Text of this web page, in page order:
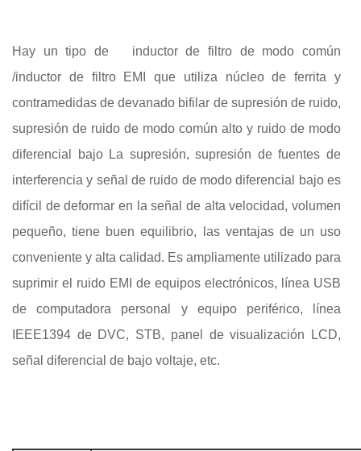
Hay un tipo de
inductor de filtro de modo común
/inductor de filtro EMI que utiliza núcleo de ferrita y
contramedidas de devanado bifilar de supresión de ruido,
supresión de ruido de modo común alto y ruido de modo
diferencial bajo La supresión, supresión de fuentes de
interferencia y señal de ruido de modo diferencial bajo es
difícil de deformar en la señal de alta velocidad, volumen
pequeño, tiene buen equilibrio, las ventajas de un uso
conveniente y alta calidad. Es ampliamente utilizado para
suprimir el ruido EMI de equipos electrónicos, línea USB
de computadora personal y equipo periférico, línea
IEEE1394 de DVC, STB, panel de visualización LCD,
señal diferencial de bajo voltaje, etc.